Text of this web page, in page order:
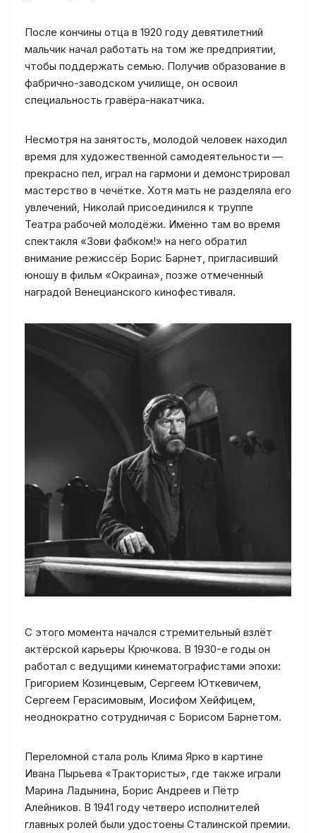
После кончины отца в 1920 году девятилетний
мальчик начал работать на том же предприятии,
чтобы поддержать семью. Получив образование в
фабрично-заводском училище, он освоил
специальность гравёра-накатчика.
Несмотря на занятость, молодой человек находил
время для художественной самодеятельности —
прекрасно пел, играл на гармони и демонстрировал
мастерство в чечётке. Хотя мать не разделяла его
увлечений, Николай присоединился к труппе
Театра рабочей молодёжи. Именно там во время
спектакля «Зови фабком!» на него обратил
внимание режиссёр Борис Барнет, пригласивший
юношу в фильм «Окраина», позже отмеченный
наградой Венецианского кинофестиваля.
С этого момента начался стремительный взлёт
актёрской карьеры Крючкова. В 1930-е годы он
работал с ведущими кинематографистами эпохи:
Григорием Козинцевым, Сергеем Юткевичем,
Сергеем Герасимовым, Иосифом Хейфицем,
неоднократно сотрудничая с Борисом Барнетом.
Переломной стала роль Клима Ярко в картине
Ивана Пырьева «Трактористы», где также играли
Марина Ладынина, Борис Андреев и Пётр
Алейников. В 1941 году четверо исполнителей
главных ролей были удостоены Сталинской премии.